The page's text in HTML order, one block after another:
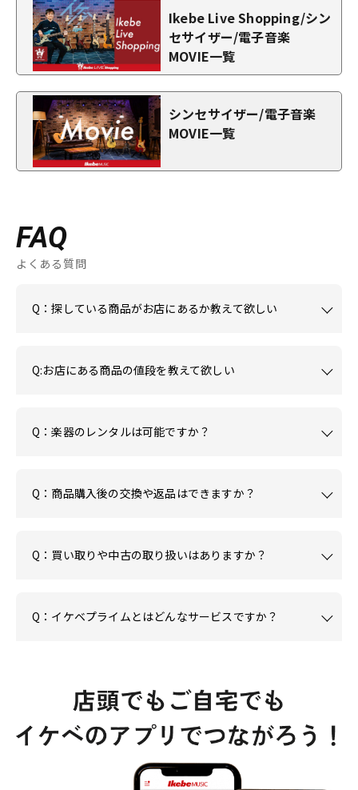
Ikebe Live Shopping/シン
セサイザー/電子音楽
MOVIE一覧
シンセサイザー/電子音楽
MOVIE一覧
FAQ
よくある質問
Q：探している商品がお店にあるか教えて欲しい
Q:お店にある商品の値段を教えて欲しい
Q：楽器のレンタルは可能ですか？
Q：商品購入後の交換や返品はできますか？
Q：買い取りや中古の取り扱いはありますか？
Q：イケベプライムとはどんなサービスですか？